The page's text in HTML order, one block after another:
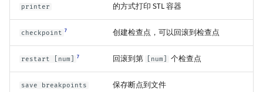
printer
的方式打印 STL 容器
checkpoint 7 创建检查点，可以回滚到检查点
restart [num] 7 回滚到第 [num] 个检查点
save breakpoints
保存断点到文件